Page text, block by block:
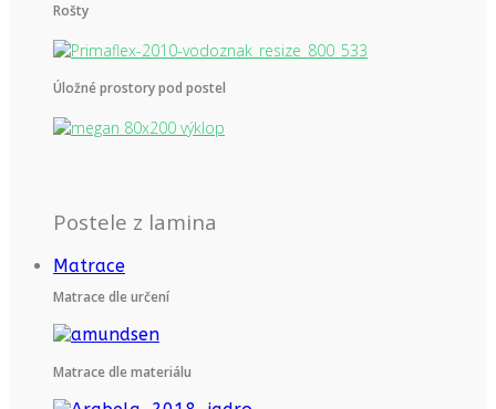
Rošty
Úložné prostory pod postel
Postele z lamina
Matrace
Matrace dle určení
Matrace dle materiálu